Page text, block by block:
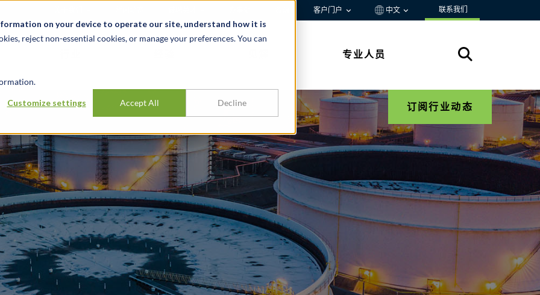
on your device to operate our site, understand how it is
reject non-essential cookies, or manage your preferences. You can
Customize settings Accept All Decline
客户门户 中文 联系我们
专业人员
订阅行业动态